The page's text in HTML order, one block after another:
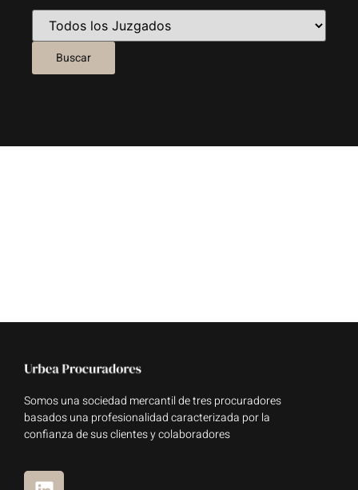
Somos una sociedad mercantil de tres procuradores
basados una profesionalidad caracterizada por la
confianza de sus clientes y colaboradores